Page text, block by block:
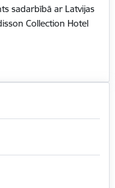
sadarbībā ar Latvijas
Collection Hotel